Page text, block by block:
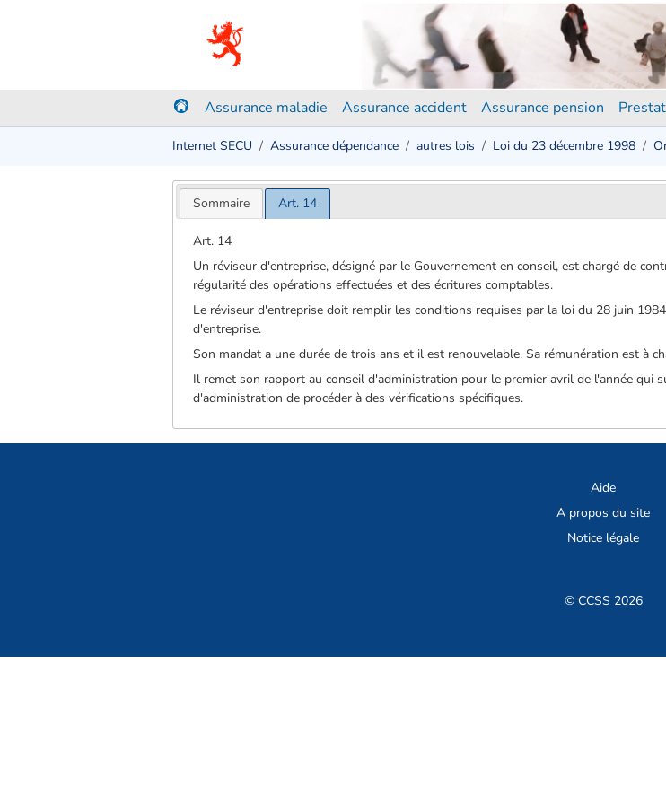
Assurance maladie Assurance accident Assurance pension
Internet SECU Assurance dépendance autres lois Loi du 23 décembre 1998
Sommaire Art. 14
Art. 14
Un réviseur d'entreprise, désigné par le Gouvernement en conseil, est chargé de
régularité des opérations effectuées et des écritures comptables.
Le réviseur d'entreprise doit remplir les conditions requises par la loi du 28 juin
d'entreprise.
Son mandat a une durée de trois ans et il est renouvelable. Sa rémunération est à
Il remet son rapport au conseil d'administration pour le premier avril de l'année qui
d'administration de procéder à des vérifications spécifiques.
Aide
A propos du site
Notice légale
© CCSS 2026